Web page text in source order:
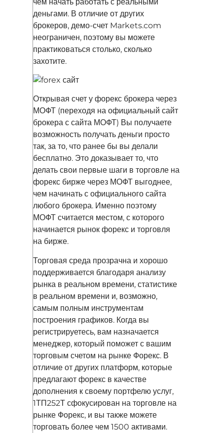
деньгами. В отличие от других
брокеров, демо-счет Markets.com
неограничен, поэтому вы можете
практиковаться столько, сколько
захотите.
Открывая счет у форекс брокера через
МОФТ (переходя на официальный сайт
брокера с сайта МОФТ) Вы получаете
возможность получать деньги просто
так, за то, что ранее бы вы делали
бесплатно. Это доказывает то, что
делать свои первые шаги в торговле на
форекс бирже через МОФТ выгоднее,
чем начинать с официального сайта
любого брокера. Именно поэтому
МОФТ считается местом, с которого
начинается рынок форекс и торговля
на бирже.
Торговая среда прозрачна и хорошо
поддерживается благодаря анализу
рынка в реальном времени, статистике
в реальном времени и, возможно,
самым полным инструментам
построения графиков. Когда вы
регистрируетесь, вам назначается
менеджер, который поможет с вашим
торговым счетом на рынке Форекс. В
отличие от других платформ, которые
предлагают форекс в качестве
дополнения к своему портфелю услуг,
1ТП252Т сфокусирован на торговле на
рынке Форекс, и вы также можете
торговать более чем 1500 активами.